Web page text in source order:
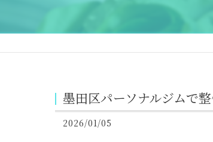
墨田区パーソナルジムで
2026/01/05